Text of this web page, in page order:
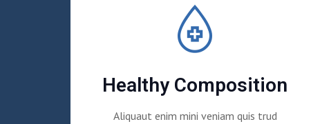
Healthy Composition
Aliquaut enim mini veniam quis trud